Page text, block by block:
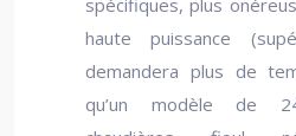
spécifiques, plus
haute puissance
demandera plus de
qu’un modèle de